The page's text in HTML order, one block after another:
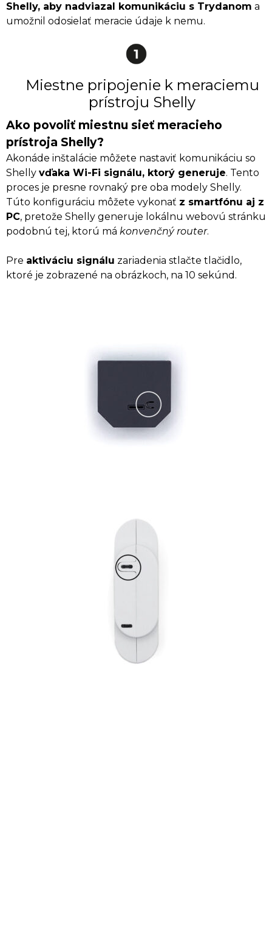
Shelly, aby nadviazal komunikáciu s Trydanom a
umožnil odosielať meracie údaje k nemu.
Miestne pripojenie k meraciemu
prístroju Shelly
Ako povoliť miestnu sieť meracieho
prístroja Shelly?
Akonáde inštalácie môžete nastaviť komunikáciu so
Shelly vďaka Wi-Fi signálu, ktorý generuje. Tento
proces je presne rovnaký pre oba modely Shelly.
Túto konfiguráciu môžete vykonať z smartfónu aj z
PC, pretože Shelly generuje lokálnu webovú stránku
podobnú tej, ktorú má konvenčný router.
Pre aktiváciu signálu zariadenia stlačte tlačidlo,
ktoré je zobrazené na obrázkoch, na 10 sekúnd.